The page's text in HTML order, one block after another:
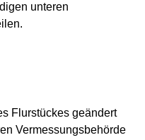
unteren
Flurstückes geändert
Vermessungsbehörde